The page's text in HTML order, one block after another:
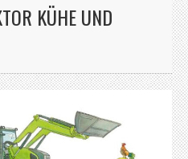
KÜHE UND